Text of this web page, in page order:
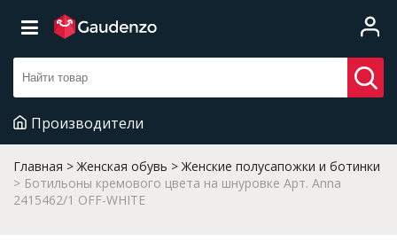
Производители
Главная Женская обувь
Женские полусапожки и ботинки
Ботильоны кремового цвета на шнуровке Арт. Anna
2415462/1 OFF-WHITE